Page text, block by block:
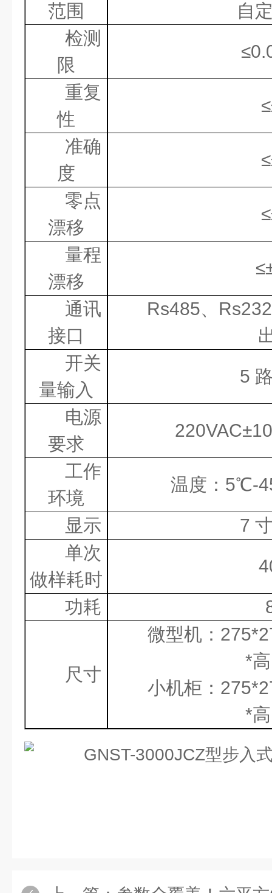
范围
自
检测
限
≤
重复
性
准确
度
零点
漂移
量程
漂移
通讯
接口
Rs485、
开关
量输入
5
电源
要求
220VAC±
工作
环境
温度： 5℃-
显示 7
单次
做样耗时
功耗
尺寸
微型机：
*
小机柜：
*